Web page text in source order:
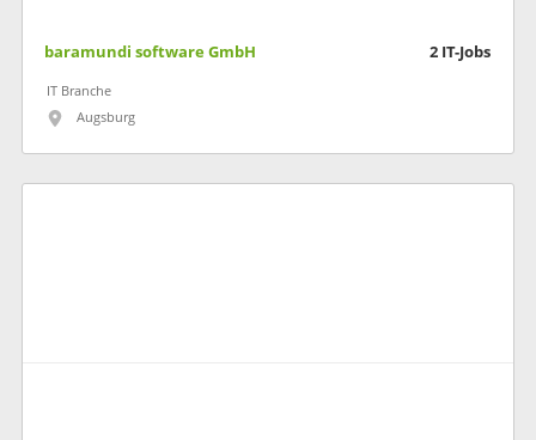
baramundi software GmbH 2 IT-Jobs
IT Branche
Augsburg